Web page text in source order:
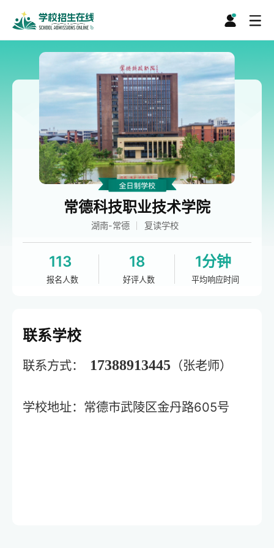
常德科技职业技术学院
湖南-常德 复读学校
113
报名人数
18
好评人数
1分钟
平均响应时间
联系学校
联系方式： 17388913445 （张老师）
学校地址： 常德市武陵区金丹路605号